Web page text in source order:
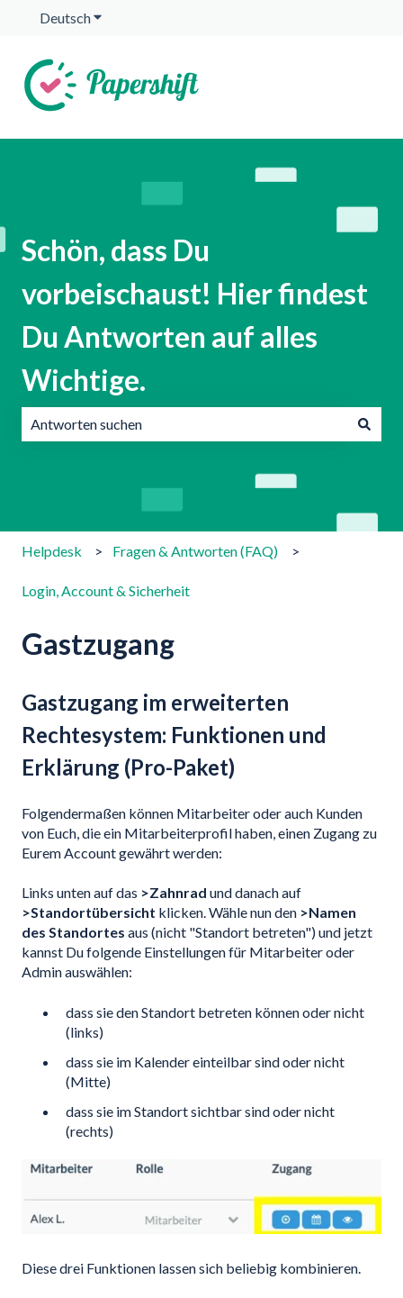
DeutschUntermenü für Übersetzungen anzeigen
Schön, dass Du
vorbeischaust! Hier findest
Du Antworten auf alles
Wichtige.
Helpdesk Fragen & Antworten (FAQ)
Login, Account & Sicherheit
Gastzugang
Gastzugang im erweiterten
Rechtesystem: Funktionen und
Erklärung (Pro-Paket)
Folgendermaßen können Mitarbeiter oder auch Kunden
von Euch, die ein Mitarbeiterprofil haben, einen Zugang zu
Eurem Account gewährt werden:
Links unten auf das >Zahnrad und danach auf
>Standortübersicht klicken. Wähle nun den >Namen
des Standortes aus (nicht "Standort betreten") und jetzt
kannst Du folgende Einstellungen für Mitarbeiter oder
Admin auswählen:
dass sie den Standort betreten können oder nicht
(links)
dass sie im Kalender einteilbar sind oder nicht
(Mitte)
dass sie im Standort sichtbar sind oder nicht
(rechts)
Diese drei Funktionen lassen sich beliebig kombinieren.